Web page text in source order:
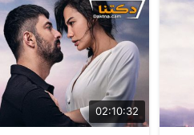
02:10:32